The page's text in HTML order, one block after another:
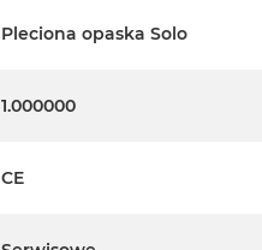
Pleciona opaska Solo
1.000000
CE